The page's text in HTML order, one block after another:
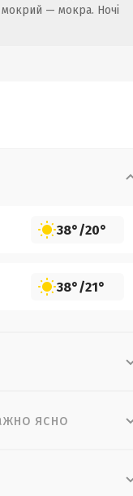
— мокра. Ночі
38°/20°
38°/21°
ясно